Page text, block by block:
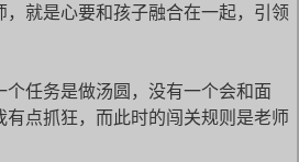
，就是心要和孩子融合在一起，引领
任务是做汤圆，没有一个会和面
有点抓狂，而此时的闯关规则是老师